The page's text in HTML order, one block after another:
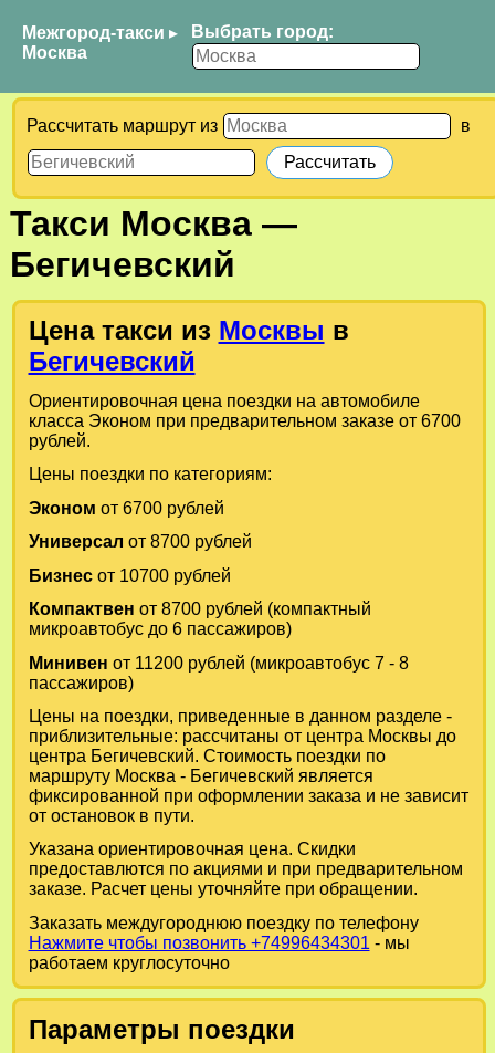
Межгород-такси ▸
Москва
Выбрать город:
Рассчитать маршрут из в
Такси Москва—
Бегичевский
Цена такси из Москвы в
Бегичевский
Ориентировочная цена поездки на автомобиле
класса Эконом при предварительном заказе от 6700
рублей.
Цены поездки по категориям:
Эконом от 6700 рублей
Универсал от 8700 рублей
Бизнесот 10700 рублей
Компактвен от 8700 рублей (компактный
микроавтобус до 6 пассажиров)
Минивен от 11200 рублей (микроавтобус 7 - 8
пассажиров)
Цены на поездки, приведенные в данном разделе -
приблизительные: рассчитаны от центра Москвы до
центра Бегичевский. Стоимость поездки по
маршруту Москва - Бегичевский является
фиксированной при оформлении заказа и не зависит
от остановок в пути.
Указана ориентировочная цена. Скидки
предоставлются по акциями и при предварительном
заказе. Расчет цены уточняйте при обращении.
Заказать междугороднюю поездку по телефону
Нажмите чтобы позвонить +74996434301 - мы
работаем круглосуточно
Параметры поездки